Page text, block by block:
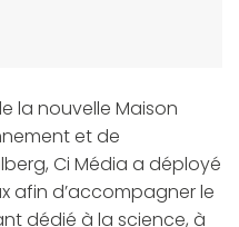
la nouvelle Maison
et de
Ci Média a déployé
afin d’accompagner le
dédié à la science, à